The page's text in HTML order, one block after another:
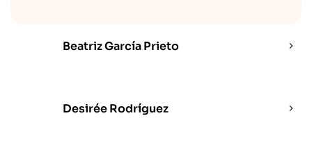
Beatriz García Prieto
Desirée Rodríguez